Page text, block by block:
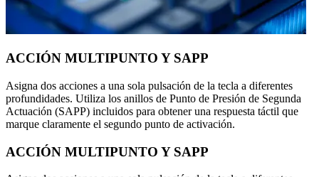
ACCIÓN MULTIPUNTO Y SAPP
Asigna dos acciones a una sola pulsación de la tecla a diferentes
profundidades. Utiliza los anillos de Punto de Presión de Segunda
Actuación (SAPP) incluidos para obtener una respuesta táctil que
marque claramente el segundo punto de activación.
ACCIÓN MULTIPUNTO Y SAPP